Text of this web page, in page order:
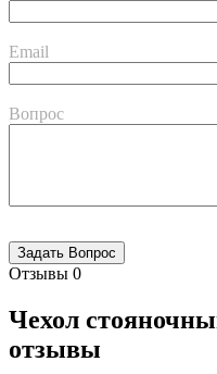
Email
Вопрос
Отзывы 0
Чехол
отзывы